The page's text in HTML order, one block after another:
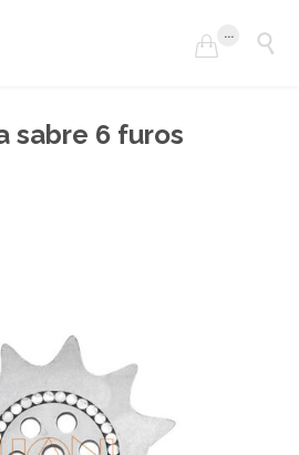

... 
sabre 6 furos